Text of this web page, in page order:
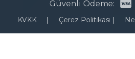
Güvenli Ödeme:
KVKK | Çerez Politikası |